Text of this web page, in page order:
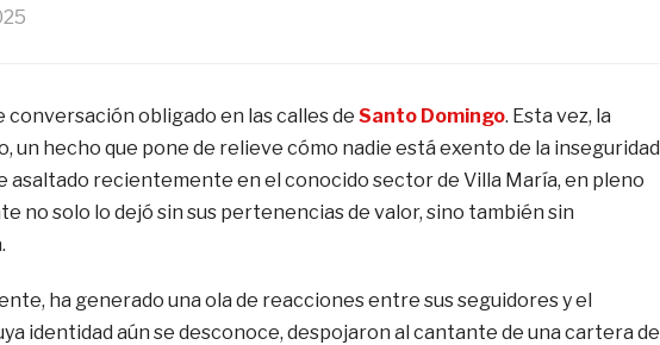
conversación obligado en las calles de Santo Domingo. Esta vez, la
un hecho que pone de relieve cómo nadie está exento de la inseguridad
asaltado recientemente en el conocido sector de Villa María, en pleno
no solo lo dejó sin sus pertenencias de valor, sino también sin
ha generado una ola de reacciones entre sus seguidores y el
identidad aún se desconoce, despojaron al cantante de una cartera de